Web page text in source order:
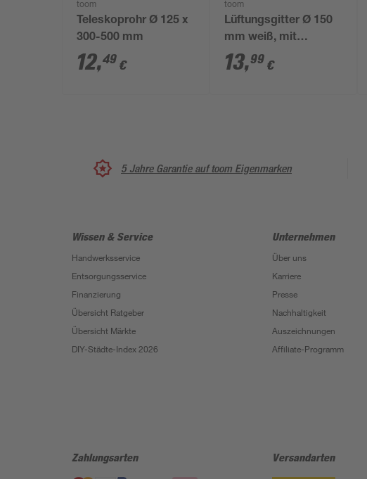
toom
Teleskoprohr Ø 125 x
300-500 mm
12,49 €
toom
Lüftungsgitter Ø 150
mm weiß, mit
Insektenschutzgitter
13,99 €
5 Jahre Garantie auf toom Eigenmarken
Wissen & Service
Handwerksservice
Entsorgungsservice
Finanzierung
Übersicht Ratgeber
Übersicht Märkte
DIY-Städte-Index 2026
Unternehmen
Über uns
Karriere
Presse
Nachhaltigkeit
Auszeichnungen
Affiliate-Programm
Zahlungsarten Versandarten